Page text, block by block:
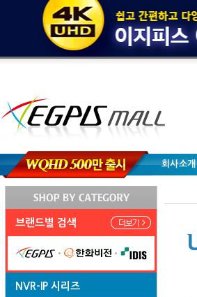
회사소개
브랜드별 검색
NVR-IP 시리즈